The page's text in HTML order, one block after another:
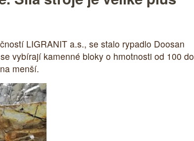
LIGRANIT a.s., se stalo rypadlo Doosan
vybírají kamenné bloky o hmotnosti od 100 do
menší.